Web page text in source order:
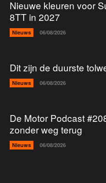
Nieuwe kleuren voor
8TT in 2027
Nieuws 06/08/2026
Dit zijn de duurste
Nieuws 06/08/2026
De Motor Podcast
zonder weg terug
Nieuws 06/08/2026